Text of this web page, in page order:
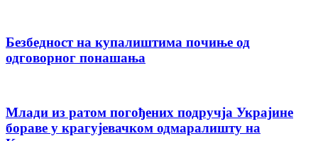
Безбедност на купалиштима почиње од
одговорног понашања
Млади из ратом погођених подручја Украјине
бораве у крагујевачком одмаралишту на